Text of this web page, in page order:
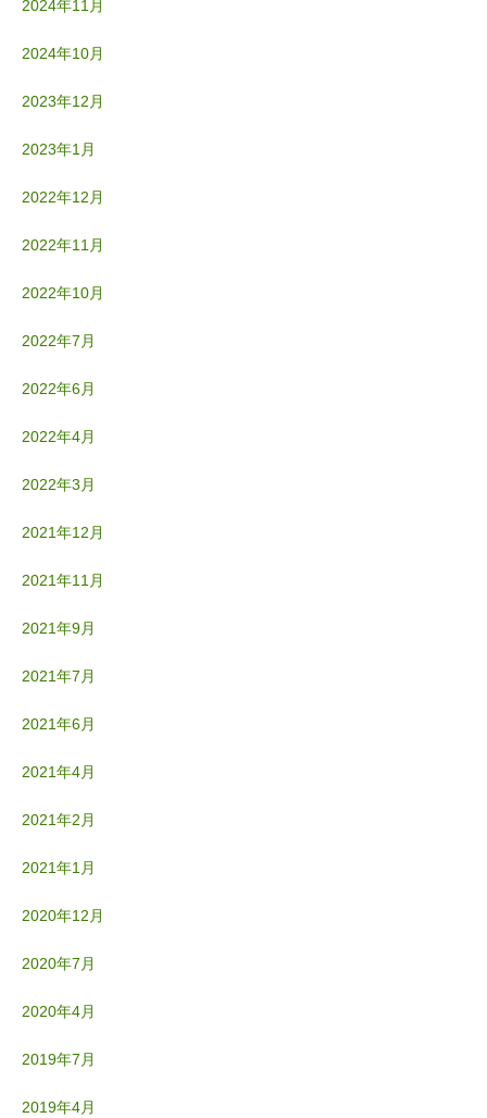
2024年11月
2024年10月
2023年12月
2023年1月
2022年12月
2022年11月
2022年10月
2022年7月
2022年6月
2022年4月
2022年3月
2021年12月
2021年11月
2021年9月
2021年7月
2021年6月
2021年4月
2021年2月
2021年1月
2020年12月
2020年7月
2020年4月
2019年7月
2019年4月